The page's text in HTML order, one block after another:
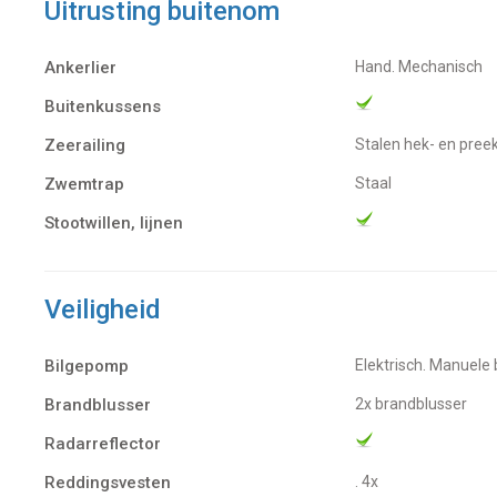
Uitrusting buitenom
Ankerlier Hand. Mechanisch
Buitenkussens
Zeerailing
Stalen hek- en
Zwemtrap Staal
Stootwillen, lijnen
Veiligheid
Bilgepomp Elektrisch.
Brandblusser 2x brandblusser
Radarreflector
Reddingsvesten
. 4x